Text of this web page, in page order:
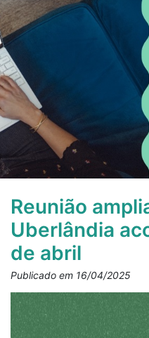
Reunião
Uberlândia
de abril
Publicado em 16/04/2025